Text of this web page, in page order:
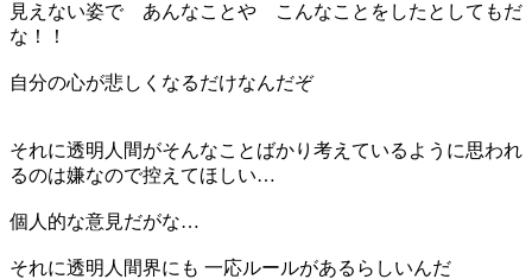
見えない姿で あんなことや こんなことをしたとしてもだ
な！！
自分の心が悲しくなるだけなんだぞ
それに透明人間がそんなことばかり考えているように思われ
るのは嫌なので控えてほしい…
個人的な意見だがな…
それに透明人間界にも 一応ルールがあるらしいんだ